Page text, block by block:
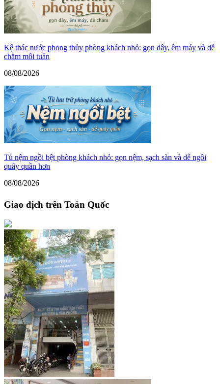
Kệ thác nước phong thủy phòng khách nhỏ: gọn dây, êm máy và dễ
chăm mỗi tuần
08/08/2026
Tủ nệm ngồi bệt phòng khách nhỏ: gọn nệm, sạch sàn và dễ ngồi
quây quần hơn
08/08/2026
Giao dịch trên Toàn Quốc